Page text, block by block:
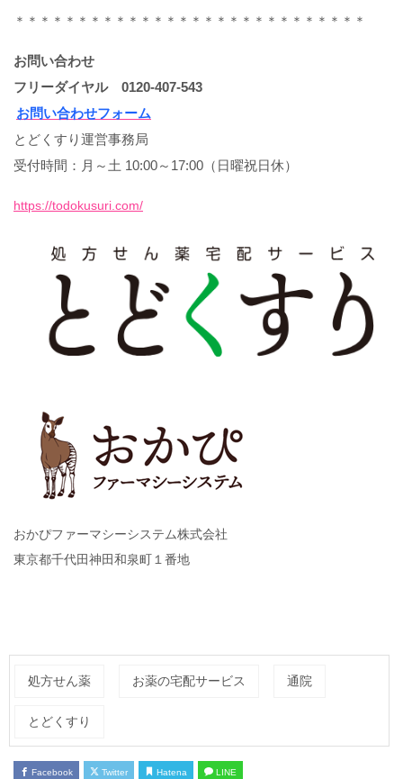
＊＊＊＊＊＊＊＊＊＊＊＊＊＊＊＊＊＊＊＊＊＊＊＊＊＊＊＊
お問い合わせ
フリーダイヤル 0120-407-543
お問い合わせフォーム
とどくすり運営事務局
受付時間：月～土 10:00～17:00（日曜祝日休）
https://todokusuri.com/
おかぴファーマシーシステム株式会社
東京都千代田神田和泉町１番地
処方せん薬 お薬の宅配サービス 通院
とどくすり
Facebook Twitter Hatena LINE